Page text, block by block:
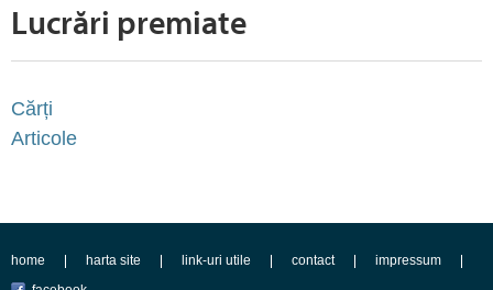
Lucrări premiate
Cărți
Articole
home harta site link-uri utile contact
impressum